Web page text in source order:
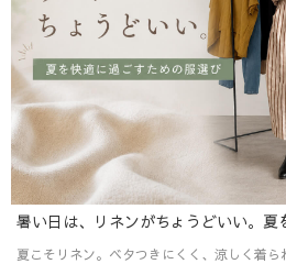
夏こそリネン。ベタつきにくく、涼しく着